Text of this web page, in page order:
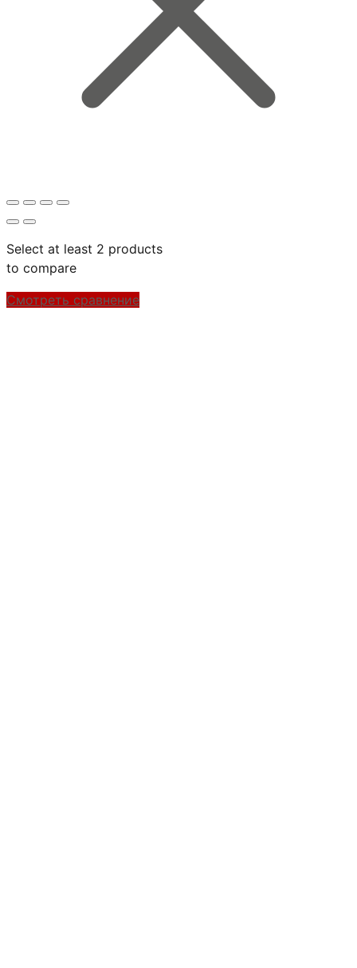
Select at least 2 products
to compare
Смотреть сравнение